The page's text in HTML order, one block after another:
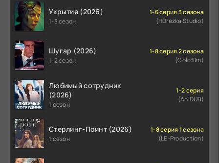
Укрытие (2026)
1-3 сезон
1-6 серия 3 сезона
(HDrezka Studio)
Шугар (2026)
1-2 сезон
1-8 серия 2 сезона
(Coldfilm)
Любимый сотрудник
(2026)
1 сезон
1-2 серия
(AniDUB)
Стерлинг-Поинт (2026)
1 сезон
1-8 серия 1 сезона
(LE-Production)